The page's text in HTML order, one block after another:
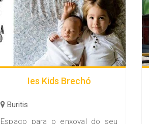
Ies Kids Brechó
Buritis
Espaço para o enxoval do seu